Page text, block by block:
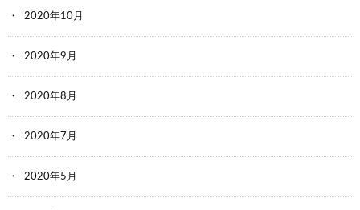
2020年10月
2020年9月
2020年8月
2020年7月
2020年5月